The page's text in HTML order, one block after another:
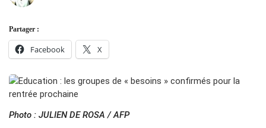
Partager :
Facebook X
Photo : JULIEN DE ROSA / AFP